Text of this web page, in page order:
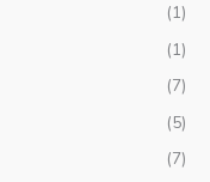
(1)
(1)
(7)
(5)
(7)